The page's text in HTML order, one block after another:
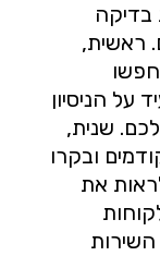
בדיקה
ראשית,
על הניסיון
שנית,
ובקרו
את